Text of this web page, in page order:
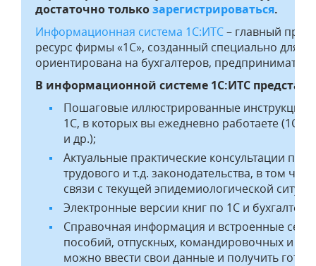
достаточно толькозарегистрироваться.
Информационная система 1С:ИТС– главный
ресурс фирмы «1С», созданный специально для
ориентирована на бухгалтеров,
В информационной системе 1С:ИТС
Пошаговые иллюстрированные
1С, в которых вы ежедневно работаете
и др.);
Актуальные практические консультации по
трудового и т.д. законодательства, в том
связи с текущей эпидемиологической
Электронные версии книг по 1С и
Справочная информация и встроенные
пособий, отпускных, командировочных и
можно ввести свои данные и получить